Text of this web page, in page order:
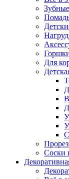
Для
Соски